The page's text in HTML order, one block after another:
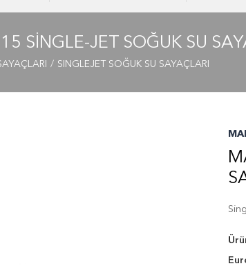
SINGLE-JET SOĞUK SU
SINGLEJET SOĞUK SU SAYAÇLARI